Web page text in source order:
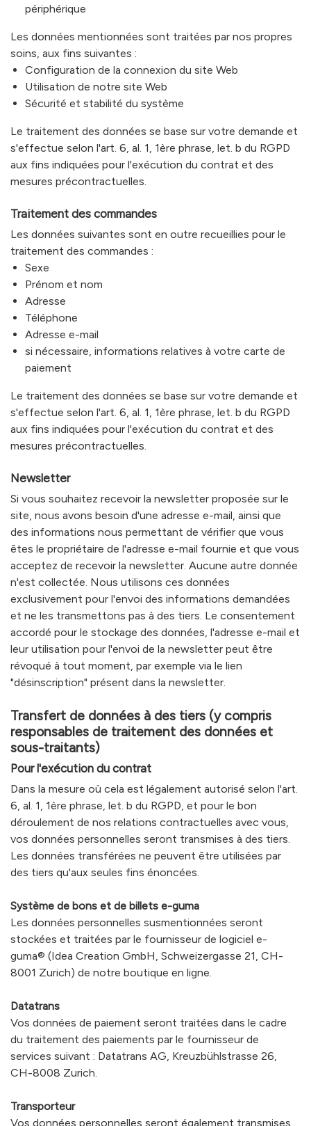
périphérique
Les données mentionnées sont traitées par nos propres
soins, aux fins suivantes :
Configuration de la connexion du site Web
Utilisation de notre site Web
Sécurité et stabilité du système
Le traitement des données se base sur votre demande et
s'effectue selon l'art. 6, al. 1, 1ère phrase, let. b du RGPD
aux fins indiquées pour l'exécution du contrat et des
mesures précontractuelles.
Traitement des commandes
Les données suivantes sont en outre recueillies pour le
traitement des commandes :
Sexe
Prénom et nom
Adresse
Téléphone
Adresse e-mail
si nécessaire, informations relatives à votre carte de
paiement
Le traitement des données se base sur votre demande et
s'effectue selon l'art. 6, al. 1, 1ère phrase, let. b du RGPD
aux fins indiquées pour l'exécution du contrat et des
mesures précontractuelles.
Newsletter
Si vous souhaitez recevoir la newsletter proposée sur le
site, nous avons besoin d'une adresse e-mail, ainsi que
des informations nous permettant de vérifier que vous
êtes le propriétaire de l'adresse e-mail fournie et que vous
acceptez de recevoir la newsletter. Aucune autre donnée
n'est collectée. Nous utilisons ces données
exclusivement pour l'envoi des informations demandées
et ne les transmettons pas à des tiers. Le consentement
accordé pour le stockage des données, l'adresse e-mail et
leur utilisation pour l'envoi de la newsletter peut être
révoqué à tout moment, par exemple via le lien
"désinscription" présent dans la newsletter.
Transfert de données à des tiers (y compris
responsables de traitement des données et
sous-traitants)
Pour l'exécution du contrat
Dans la mesure où cela est légalement autorisé selon l'art.
6, al. 1, 1ère phrase, let. b du RGPD, et pour le bon
déroulement de nos relations contractuelles avec vous,
vos données personnelles seront transmises à des tiers.
Les données transférées ne peuvent être utilisées par
des tiers qu'aux seules fins énoncées.
Système de bons et de billets e-guma
Les données personnelles susmentionnées seront
stockées et traitées par le fournisseur de logiciel e-
guma® (Idea Creation GmbH, Schweizergasse 21, CH-
8001 Zurich) de notre boutique en ligne.
Datatrans
Vos données de paiement seront traitées dans le cadre
du traitement des paiements par le fournisseur de
services suivant : Datatrans AG, Kreuzbühlstrasse 26,
CH-8008 Zurich.
Transporteur
Vos données personnelles seront également transmises